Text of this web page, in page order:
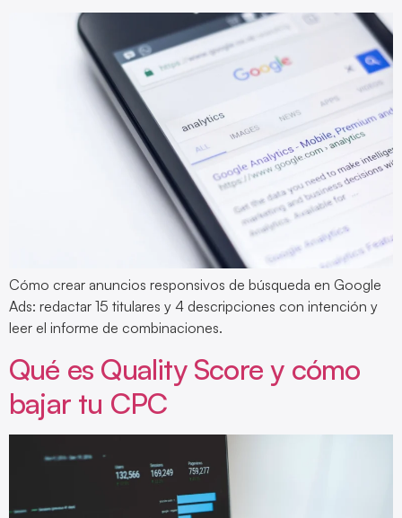
Cómo crear anuncios responsivos de búsqueda en Google
Ads: redactar 15 titulares y 4 descripciones con intención y
leer el informe de combinaciones.
Qué es Quality Score y cómo
bajar tu CPC